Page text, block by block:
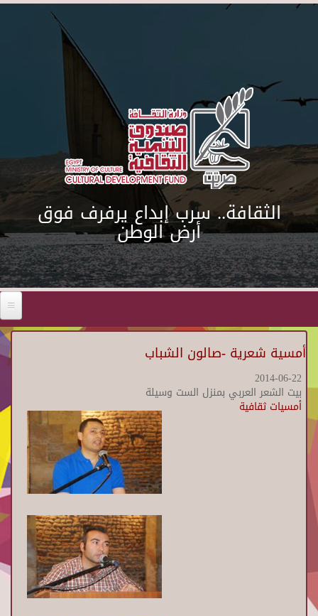
Skip to main content
الثقافة.. سرب إبداع يرفرف فوق
أرض الوطن
أمسية شعرية -صالون الشباب
2014-06-22
بيت الشعر العربي بمنزل الست وسيلة
أمسيات ثقافية